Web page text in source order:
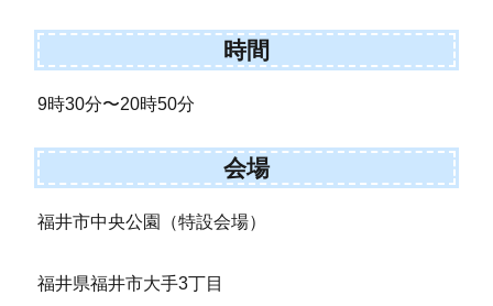
時間
9時30分〜20時50分
会場
福井市中央公園（特設会場）
福井県福井市大手3丁目